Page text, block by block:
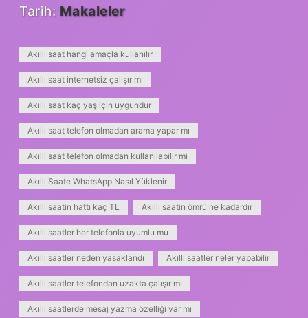
Tarih: Makaleler
Akıllı saat hangi amaçla kullanılır
Akıllı saat internetsiz çalışır mı
Akıllı saat kaç yaş için uygundur
Akıllı saat telefon olmadan arama yapar mı
Akıllı saat telefon olmadan kullanılabilir mi
Akıllı Saate WhatsApp Nasıl Yüklenir
Akıllı saatin hattı kaç TL Akıllı saatin ömrü ne kadardır
Akıllı saatler her telefonla uyumlu mu
Akıllı saatler neden yasaklandı Akıllı saatler neler yapabilir
Akıllı saatler telefondan uzakta çalışır mı
Akıllı saatlerde mesaj yazma özelliği var mı